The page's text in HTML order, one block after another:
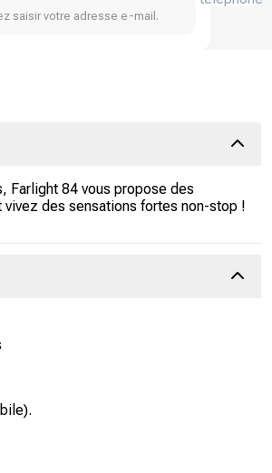
saisir votre adresse e-mail.
Farlight 84 vous propose des
des sensations fortes non-stop !